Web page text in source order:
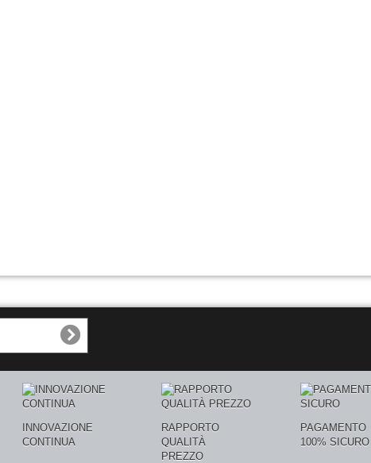
INNOVAZIONE
CONTINUA
RAPPORTO
QUALITÀ
PREZZO
PAGAMENTO
100% SICURO